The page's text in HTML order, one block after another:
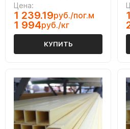
Цена:
1 239.19руб./пог.м
1 994руб./кг
КУПИТЬ